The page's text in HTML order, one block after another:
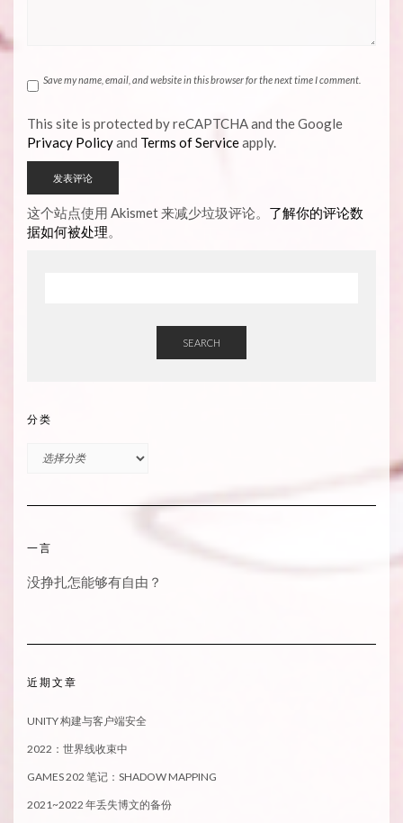
Save my name, email, and website in this browser for the next time I comment.
This site is protected by reCAPTCHA and the Google
Privacy Policyand Terms of Serviceapply.
这个站点使用 Akismet 来减少垃圾评论。 了解你的评论数
据如何被处理。
SEARCH
分类
一言
没挣扎怎能够有自由？
近期文章
UNITY 构建与客户端安全
2022：世界线收束中
GAMES 202 笔记：SHADOW MAPPING
2021~2022 年丢失博文的备份